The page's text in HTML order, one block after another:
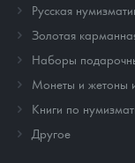
Русская
Золотая
Наборы
Монеты и жетоны
Книги по
Другое